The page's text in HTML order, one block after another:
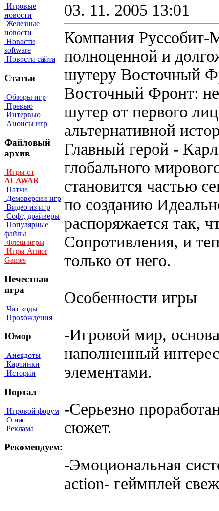
Игровые
новости
Железные
новости
Новости
software
Новости сайта
Статьи
Обзоры игр
Превью
Интервью
Анонсы игр
Файловый
архив
Игры от
ALAWAR
Патчи
Демоверсии игр
Видео из игр
Софт, драйверы
Популярные
файлы
Флеш игры
Игры Armor
Games
Нечестная
игра
Чит коды
Прохождения
Юмор
Анекдоты
Картинки
Истории
Портал
Игровой форум
О нас
Реклама
Рекомендуем:
03. 11. 2005 13:01
Компания Руссобит-
полноценной и
шутеру Восточный
Восточный Фронт:
шутер от первого
альтернативной
Главный герой -
глобального
становится частью
по созданию
распоряжается так,
Сопротивления, и
только от него.
Особенности игры
-Игровой мир,
наполненный
элементами.
-Серьезно
сюжет.
-Эмоциональная
action- геймплей